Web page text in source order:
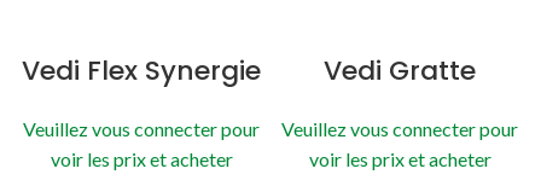
Vedi Flex Synergie
Veuillez vous connecter pour
voir les prix et acheter
Vedi Gratte
Veuillez vous connecter pour
voir les prix et acheter